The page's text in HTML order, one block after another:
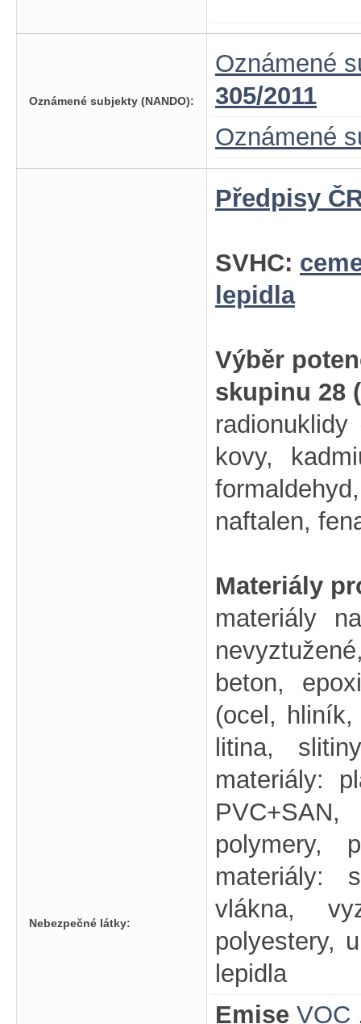
Oznámené subjekty (NANDO):
Oznámené
305/2011
Oznámené
Nebezpečné látky:
Předpisy
SVHC:
lepidla
Výběr
skupinu 28
kovy,
naftalen,
Materiály
materiály
beton,
(ocel,
litina,
materiály:
polymery,
materiály:
vlákna,
polyestery,
lepidla
Emise VOC